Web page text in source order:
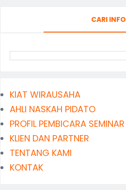
CARI INFO
KIAT WIRAUSAHA
AHLI NASKAH PIDATO
PROFIL PEMBICARA SEMINAR
KLIEN DAN PARTNER
TENTANG KAMI
KONTAK